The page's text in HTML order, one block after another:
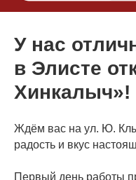
У нас
в Элисте
Хинкалыч»!
Ждём вас на ул. Ю.
радость и вкус
Первый день работы